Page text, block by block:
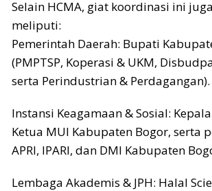
​Selain HCMA, giat koordinasi ini
meliputi:
​Pemerintah Daerah: Bupati
(PMPTSP, Koperasi & UKM,
serta Perindustrian & Perdagangan).
​Instansi Keagamaan & Sosial:
Ketua MUI Kabupaten Bogor, serta
APRI, IPARI, dan DMI Kabupaten
​Lembaga Akademis & JPH: Halal